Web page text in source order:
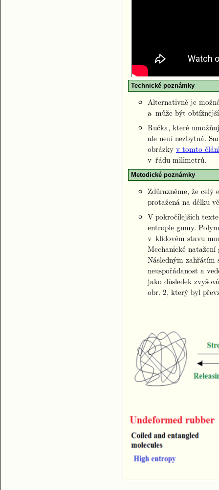
Technické poznámky
Alternativně je
a může být
Ručka, které
ale není nezbytná.
obrázky v tomto
v řádu milimetrů.
Metodické poznámky
Zdůrazněme, že
protažená na délku
V pokročilejších
entropie gumy.
v klidovém stavu
Mechanické
Následným zahřátím
neuspořádanost a
jako důsledek
obr. 2, který byl